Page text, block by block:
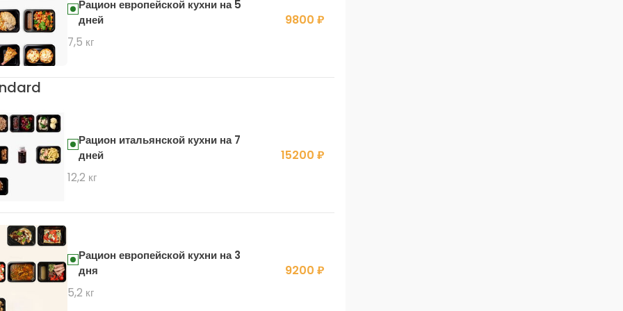
Рацион европейской кухни на 5
дней
7,5 кг
9800 ₽
Рацион итальянской кухни на 7
дней
12,2 кг
15200 ₽
Рацион европейской кухни на 3
дня
5,2 кг
9200 ₽